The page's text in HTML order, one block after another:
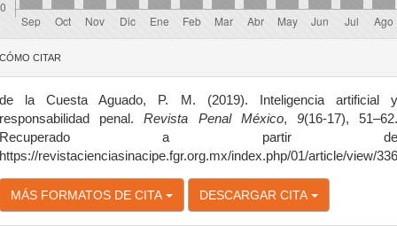
CÓMO CITAR
de la Cuesta Aguado, P. M. (2019). Inteligencia artificial y
responsabilidad penal.Revista Penal México, 9(16-17),
Recuperado a partir de
https://revistacienciasinacipe.fgr.org.mx/index.php/01/article/view/336
MÁS FORMATOS DE CITA DESCARGAR CITA